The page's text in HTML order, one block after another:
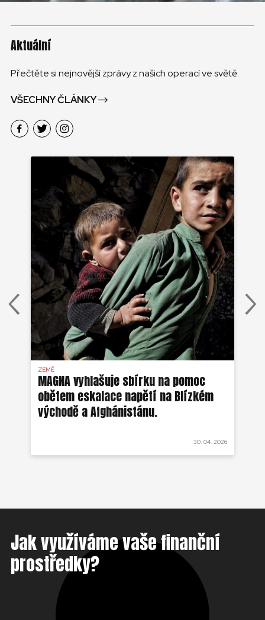
Aktuální
Přečtěte si nejnovější zprávy z našich operací ve světě.
VŠECHNY ČLÁNKY
ZEMĚ
MAGNA vyhlašuje sbírku na pomoc
obětem eskalace napětí na Blízkém
východě a Afghánistánu.
30. 04. 2026
Jak využíváme vaše finanční
prostředky?